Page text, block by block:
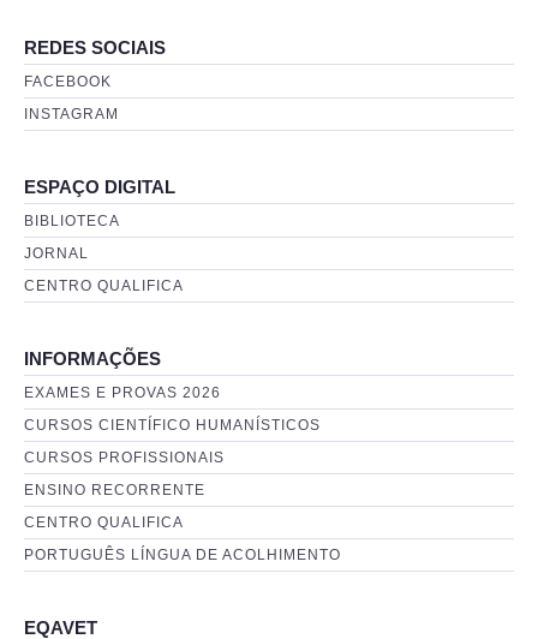
REDES SOCIAIS
FACEBOOK
INSTAGRAM
ESPAÇO DIGITAL
BIBLIOTECA
JORNAL
CENTRO QUALIFICA
INFORMAÇÕES
EXAMES E PROVAS 2026
CURSOS CIENTÍFICO HUMANÍSTICOS
CURSOS PROFISSIONAIS
ENSINO RECORRENTE
CENTRO QUALIFICA
PORTUGUÊS LÍNGUA DE ACOLHIMENTO
EQAVET